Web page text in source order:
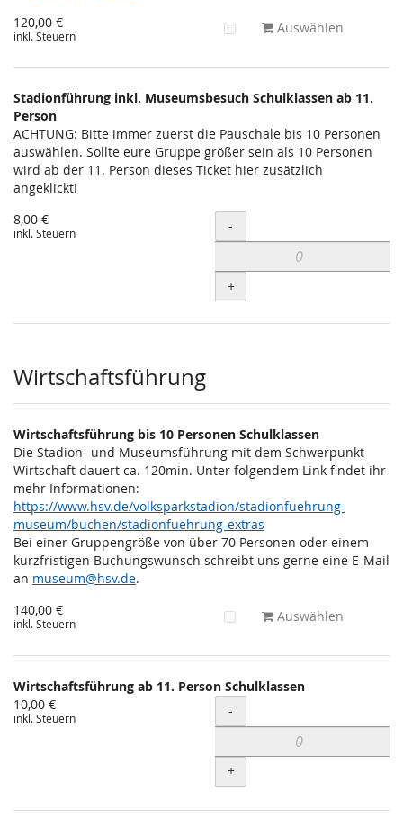
120,00 €
inkl. Steuern Auswählen
Stadionführung inkl. Museumsbesuch Schulklassen ab 11.
Person
ACHTUNG: Bitte immer zuerst die Pauschale bis 10 Personen
auswählen. Sollte eure Gruppe größer sein als 10 Personen
wird ab der 11. Person dieses Ticket hier zusätzlich
angeklickt!
8,00 €
inkl. Steuern Menge
-
+
Wirtschaftsführung
Wirtschaftsführung bis 10 Personen Schulklassen
Die Stadion- und Museumsführung mit dem Schwerpunkt
Wirtschaft dauert ca. 120min. Unter folgendem Link findet ihr
mehr Informationen:
https://www.hsv.de/volksparkstadion/stadionfuehrung-
museum/buchen/stadionfuehrung-extras
Bei einer Gruppengröße von über 70 Personen oder einem
kurzfristigen Buchungswunsch schreibt uns gerne eine E-Mail
an museum@hsv.de.
140,00 €
inkl. Steuern Auswählen
Wirtschaftsführung ab 11. Person Schulklassen
10,00 €
inkl. Steuern Menge
-
+